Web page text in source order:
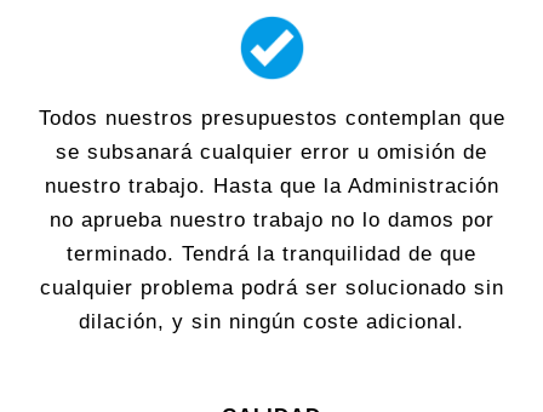
Todos nuestros presupuestos contemplan que
se subsanará cualquier error u omisión de
nuestro trabajo. Hasta que la Administración
no aprueba nuestro trabajo no lo damos por
terminado. Tendrá la tranquilidad de que
cualquier problema podrá ser solucionado sin
dilación, y sin ningún coste adicional.